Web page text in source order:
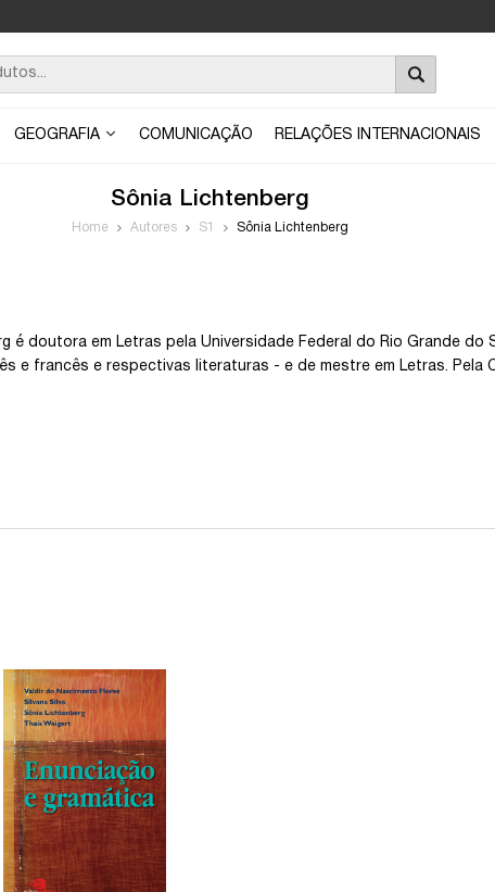
GEOGRAFIA COMUNICAÇÃO RELAÇÕES INTERNACIONAIS
Sônia Lichtenberg
Home Autores S1 Sônia Lichtenberg
é doutora em Letras pela Universidade Federal do Rio Grande
e francês e respectivas literaturas - e de mestre em Letras. Pela